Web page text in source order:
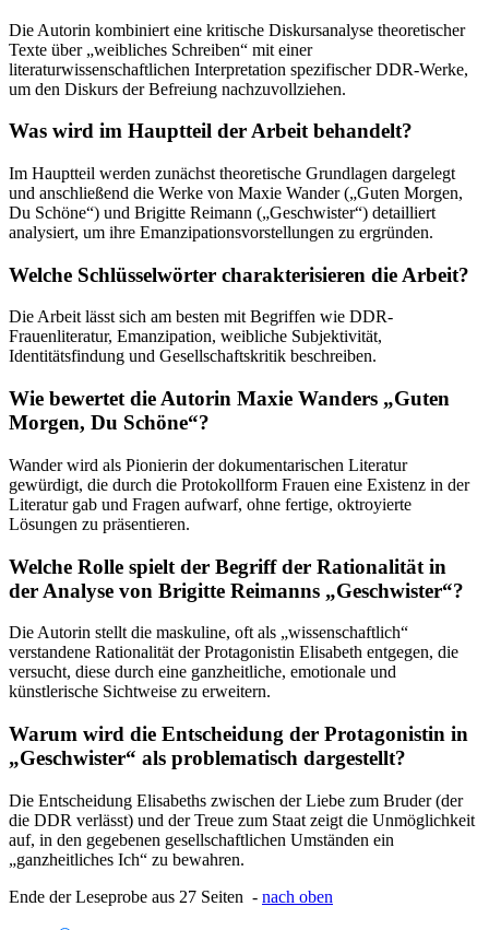
Die Autorin kombiniert eine kritische Diskursanalyse theoretischer
Texte über „weibliches Schreiben“ mit einer
literaturwissenschaftlichen Interpretation spezifischer DDR-Werke,
um den Diskurs der Befreiung nachzuvollziehen.
Was wird im Hauptteil der Arbeit behandelt?
Im Hauptteil werden zunächst theoretische Grundlagen dargelegt
und anschließend die Werke von Maxie Wander („Guten Morgen,
Du Schöne“) und Brigitte Reimann („Geschwister“) detailliert
analysiert, um ihre Emanzipationsvorstellungen zu ergründen.
Welche Schlüsselwörter charakterisieren die Arbeit?
Die Arbeit lässt sich am besten mit Begriffen wie DDR-
Frauenliteratur, Emanzipation, weibliche Subjektivität,
Identitätsfindung und Gesellschaftskritik beschreiben.
Wie bewertet die Autorin Maxie Wanders „Guten
Morgen, Du Schöne“?
Wander wird als Pionierin der dokumentarischen Literatur
gewürdigt, die durch die Protokollform Frauen eine Existenz in der
Literatur gab und Fragen aufwarf, ohne fertige, oktroyierte
Lösungen zu präsentieren.
Welche Rolle spielt der Begriff der Rationalität in
der Analyse von Brigitte Reimanns „Geschwister“?
Die Autorin stellt die maskuline, oft als „wissenschaftlich“
verstandene Rationalität der Protagonistin Elisabeth entgegen, die
versucht, diese durch eine ganzheitliche, emotionale und
künstlerische Sichtweise zu erweitern.
Warum wird die Entscheidung der Protagonistin in
„Geschwister“ als problematisch dargestellt?
Die Entscheidung Elisabeths zwischen der Liebe zum Bruder (der
die DDR verlässt) und der Treue zum Staat zeigt die Unmöglichkeit
auf, in den gegebenen gesellschaftlichen Umständen ein
„ganzheitliches Ich“ zu bewahren.
Ende der Leseprobe aus 27 Seiten - nach oben